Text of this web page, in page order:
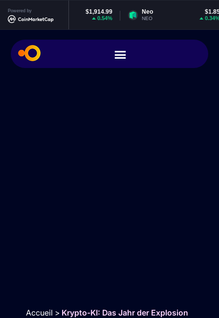
Powered by
Ethereum
ETH
Neo
Accueil > Krypto-KI: Das Jahr der Explosion